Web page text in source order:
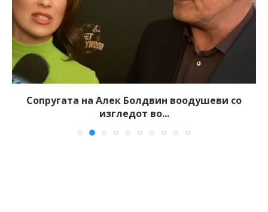
Сопругата на Алек Болдвин воодушеви со
изгледот во...